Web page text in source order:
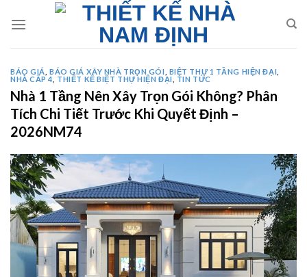
BÁO GIÁ ,BÁO GIÁ XÂY NHÀ TRỌN GÓI BIỆT THỰ 1 TẦNG HIỆN ĐẠI
NHÀ CẤP 4
THIẾT KẾ BIỆT THỰ HIỆN ĐẠI TIN TỨC
Nhà 1 Tầng Nên Xây Trọn Gói Không? Phân
Tích Chi Tiết Trước Khi Quyết Định –
2026NM74